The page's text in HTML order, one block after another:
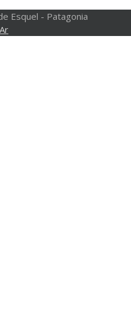
Esquel - Patagonia